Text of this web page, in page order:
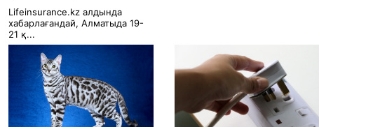
Lifeinsurance.kz алдында
хабарлағандай, Алматыда 19-
21 қ...